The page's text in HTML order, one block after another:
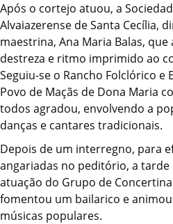
Após o cortejo atuou, a
Alvaiazerense de Santa Cecília,
maestrina, Ana Maria Balas,
destreza e ritmo imprimido ao
Seguiu-se o Rancho Folclórico e
Povo de Maçãs de Dona Maria
todos agradou, envolvendo a
danças e cantares tradicionais.
Depois de um interregno, para
angariadas no peditório, a
atuação do Grupo de
fomentou um bailarico e
músicas populares.